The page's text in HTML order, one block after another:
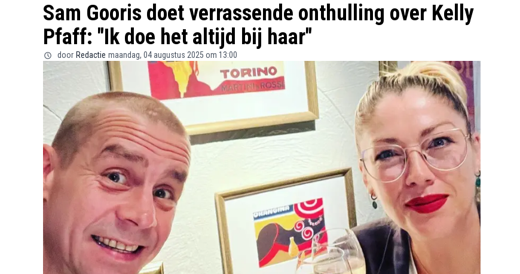
Sam Gooris doet verrassende onthulling over Kelly
Pfaff: "Ik doe het altijd bij haar"
door Redactie maandag, 04 augustus 2025 om 13:00